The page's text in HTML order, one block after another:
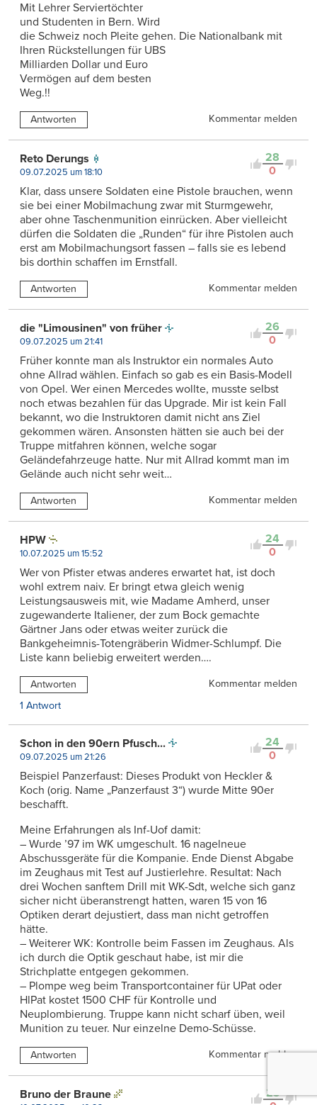
Mit Lehrer Serviertöchter
und Studenten in Bern. Wird
die Schweiz noch Pleite gehen. Die Nationalbank mit
Ihren Rückstellungen für UBS
Milliarden Dollar und Euro
Vermögen auf dem besten
Weg.!!
Antworten Kommentar melden
28
0
Reto Derungs
09.07.2025 um 18:10
Klar, dass unsere Soldaten eine Pistole brauchen, wenn
sie bei einer Mobilmachung zwar mit Sturmgewehr,
aber ohne Taschenmunition einrücken. Aber vielleicht
dürfen die Soldaten die „Runden“ für ihre Pistolen auch
erst am Mobilmachungsort fassen – falls sie es lebend
bis dorthin schaffen im Ernstfall.
Antworten Kommentar melden
26
0
die "Limousinen" von früher
09.07.2025 um 21:41
Früher konnte man als Instruktor ein normales Auto
ohne Allrad wählen. Einfach so gab es ein Basis-Modell
von Opel. Wer einen Mercedes wollte, musste selbst
noch etwas bezahlen für das Upgrade. Mir ist kein Fall
bekannt, wo die Instruktoren damit nicht ans Ziel
gekommen wären. Ansonsten hätten sie auch bei der
Truppe mitfahren können, welche sogar
Geländefahrzeuge hatte. Nur mit Allrad kommt man im
Gelände auch nicht sehr weit…
Antworten Kommentar melden
24
0
HPW
10.07.2025 um 15:52
Wer von Pfister etwas anderes erwartet hat, ist doch
wohl extrem naiv. Er bringt etwa gleich wenig
Leistungsausweis mit, wie Madame Amherd, unser
zugewanderte Italiener, der zum Bock gemachte
Gärtner Jans oder etwas weiter zurück die
Bankgeheimnis-Totengräberin Widmer-Schlumpf. Die
Liste kann beliebig erweitert werden….
Antworten
Kommentar melden
1 Antwort
24
0
Schon in den 90ern Pfusch...
09.07.2025 um 21:26
Beispiel Panzerfaust: Dieses Produkt von Heckler &
Koch (orig. Name „Panzerfaust 3“) wurde Mitte 90er
beschafft.
Meine Erfahrungen als Inf-Uof damit:
– Wurde ’97 im WK umgeschult. 16 nagelneue
Abschussgeräte für die Kompanie. Ende Dienst Abgabe
im Zeughaus mit Test auf Justierlehre. Resultat: Nach
drei Wochen sanftem Drill mit WK-Sdt, welche sich ganz
sicher nicht überanstrengt hatten, waren 15 von 16
Optiken derart dejustiert, dass man nicht getroffen
hätte.
– Weiterer WK: Kontrolle beim Fassen im Zeughaus. Als
ich durch die Optik geschaut habe, ist mir die
Strichplatte entgegen gekommen.
– Plompe weg beim Transportcontainer für UPat oder
HlPat kostet 1500 CHF für Kontrolle und
Neuplombierung. Truppe kann nicht scharf üben, weil
Munition zu teuer. Nur einzelne Demo-Schüsse.
Antworten Kommentar melden
23
Bruno der Braune